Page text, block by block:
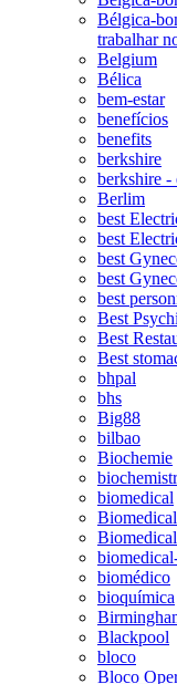
Bélgica-
trabalhar
Belgium
Bélica
bem-estar
benefícios
benefits
berkshire
berkshire -
Berlim
best
best
best
best
best
Best
Best
Best
bhpal
bhs
Big88
bilbao
Biochemie
biomedical
biomédico
bioquímica
Blackpool
bloco
Bloco